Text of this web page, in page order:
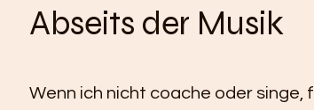
Abseits der Musik
Wenn ich nicht coache oder singe,